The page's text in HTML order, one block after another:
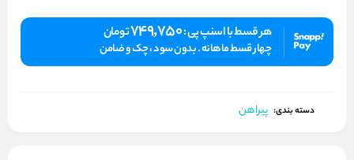
هر قسط با اسنپ پی :749,750تومان
چهار قسط ماهانه . بدون سود ، چک و ضامن
دسته بندی: پیراهن